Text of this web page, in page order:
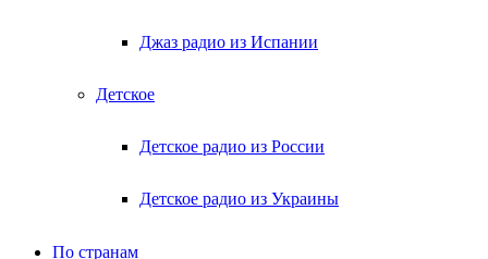
Джаз радио из Испании
Детское
Детское радио из России
Детское радио из Украины
По странам